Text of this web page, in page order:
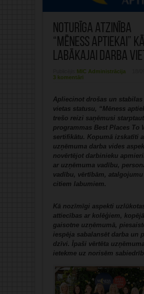
Noturīga atzinība
“Mēness aptiekai” kā
labākajai darba
MIC Administrācija
3 komentāri
Apliecinot drošas un stabilas
vietas statusu, “Mēness
trešo reizi saņēmusi
programmas Best Places To
sertifikātu. Kopumā izskatīti
uzņēmuma darba vides
novērtējot darbinieku
ar uzņēmuma vadību,
vadību, vērtībām, atalgojumu
citiem labumiem.
Kā nozīmīgi aspekti
attiecības ar kolēģiem, kopējā
gaisotne uzņēmumā,
iespēja sabalansēt darba un
dzīvi. Īpaši vērtēta uzņēmuma
ietekme uz norisēm